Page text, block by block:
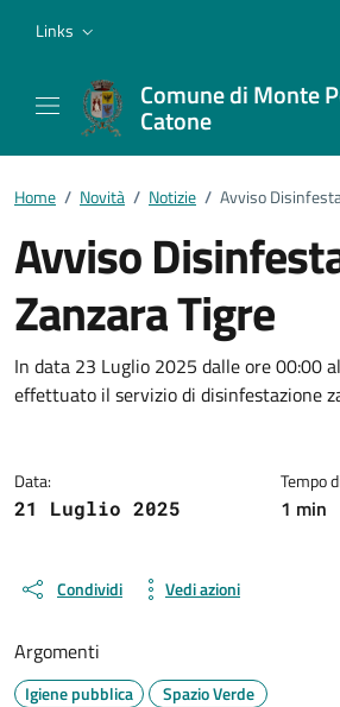
Links
Comune di Monte
Catone
Home / Novità / Notizie / Avviso
Avviso
Zanzara Tigre
Dettagli della
In data 23 Luglio 2025 dalle ore 00:00
effettuato il servizio di disinfestazione
Data:
21 Luglio 2025
Tempo
1 min
Condividi Vedi azioni
Argomenti
Igiene pubblica Spazio Verde